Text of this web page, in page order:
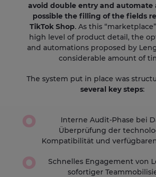
avoid double entry and automate
possible the filling of the fields
TikTok Shop. As this
high level of product detail, the
and automations proposed by
considerable amount of
The system put in place was
several key steps:
Interne Audit-Phase bei
Überprüfung der
Kompatibilität und
Schnelles Engagement von
sofortiger